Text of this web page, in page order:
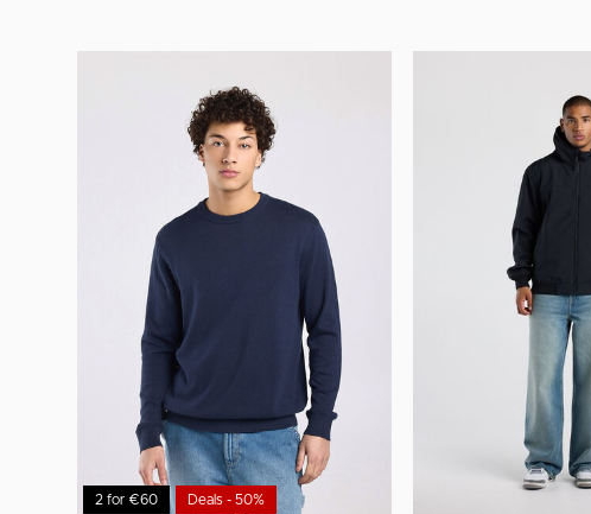
2 for €60 Deals - 50%